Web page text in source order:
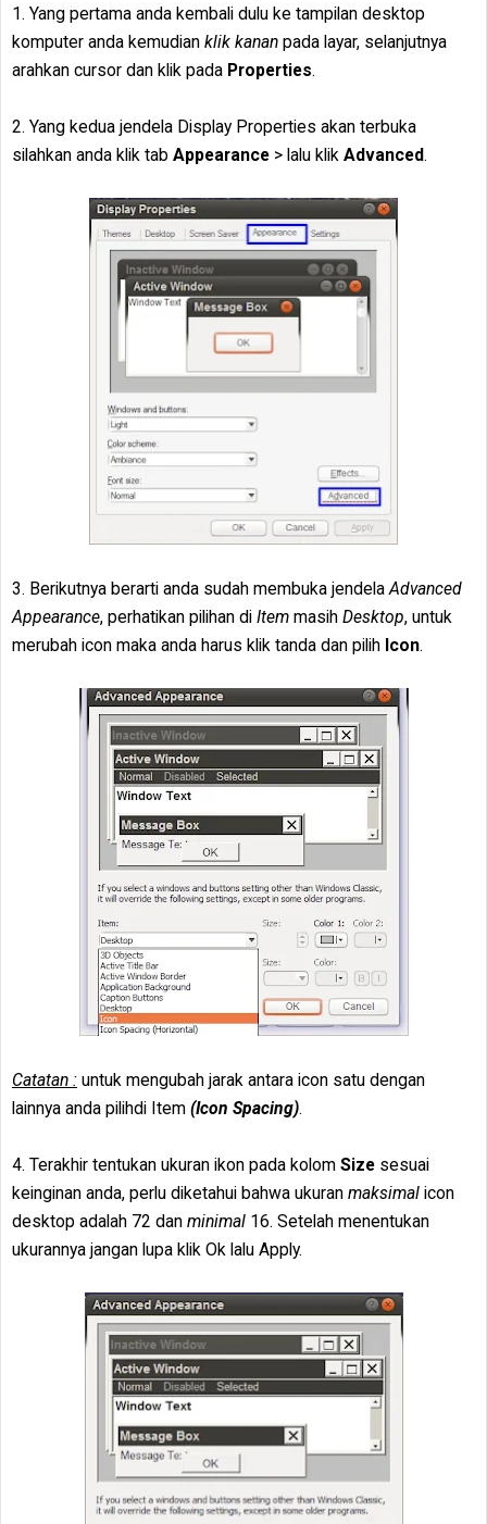
1. Yang pertama anda kembali dulu ke tampilan desktop
komputer anda kemudian klik kanan pada layar, selanjutnya
arahkan cursor dan klik pada Properties.
2. Yang kedua jendela Display Properties akan terbuka
silahkan anda klik tab Appearance > lalu klik Advanced.
3. Berikutnya berarti anda sudah membuka jendelaAdvanced
Appearance, perhatikan pilihan di Item masih Desktop, untuk
merubah icon maka anda harus klik tanda dan pilih Icon.
Catatan : untuk mengubah jarak antara icon satu dengan
lainnya anda pilihdi Item (Icon Spacing).
4. Terakhir tentukan ukuran ikon pada kolom Size sesuai
keinginan anda, perlu diketahui bahwa ukuran maksimal icon
desktop adalah 72 dan minimal 16. Setelah menentukan
ukurannya jangan lupa klik Ok lalu Apply.